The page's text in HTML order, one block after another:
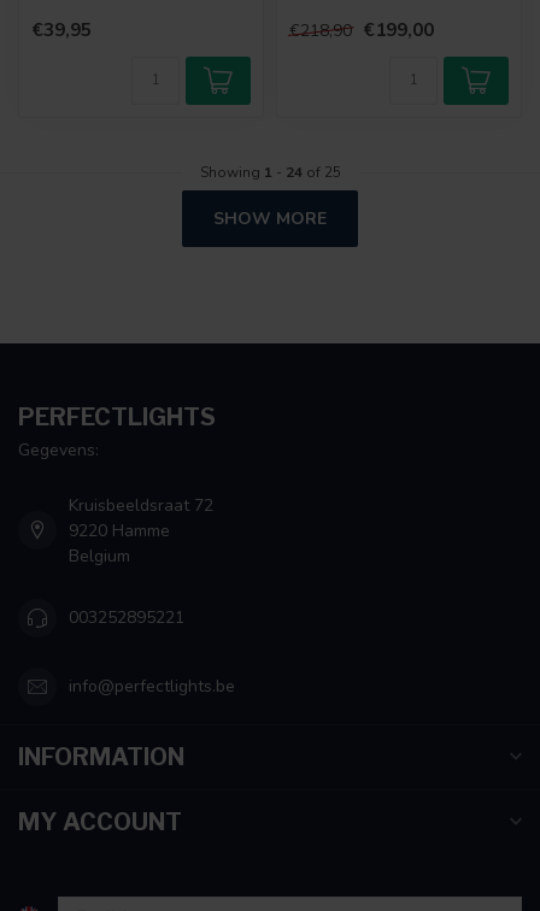
Rg...
€39,95 €218,90 €199,00
Showing 1 - 24of 25
SHOW MORE
PERFECTLIGHTS
Gegevens:
Kruisbeeldsraat 72
9220 Hamme
Belgium
003252895221
info@perfectlights.be
INFORMATION
MY ACCOUNT